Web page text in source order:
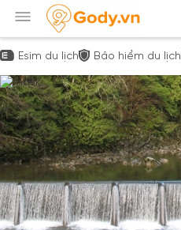
Esim du lịch Bảo hiểm du lịch